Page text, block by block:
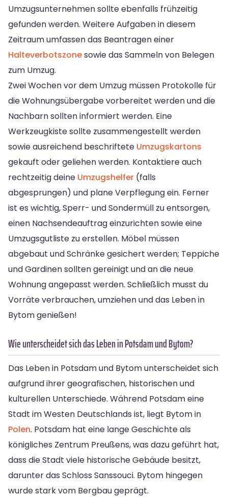
Umzugsunternehmen sollte ebenfalls frühzeitig
gefunden werden. Weitere Aufgaben in diesem
Zeitraum umfassen das Beantragen einer
Halteverbotszonesowie das Sammeln von Belegen
zum Umzug.
Zwei Wochen vor dem Umzug müssen Protokolle für
die Wohnungsübergabe vorbereitet werden und die
Nachbarn sollten informiert werden. Eine
Werkzeugkiste sollte zusammengestellt werden
sowie ausreichend beschriftete Umzugskartons
gekauft oder geliehen werden. Kontaktiere auch
rechtzeitig deine Umzugshelfer (falls
abgesprungen) und plane Verpflegung ein. Ferner
ist es wichtig, Sperr- und Sondermüll zu entsorgen,
einen Nachsendeauftrag einzurichten sowie eine
Umzugsgutliste zu erstellen. Möbel müssen
abgebaut und Schränke gesichert werden; Teppiche
und Gardinen sollten gereinigt und an die neue
Wohnung angepasst werden. Schließlich musst du
Vorräte verbrauchen, umziehen und das Leben in
Bytom genießen!
Wie unterscheidet sich das Leben in Potsdam und Bytom?
Das Leben in Potsdam und Bytom unterscheidet sich
aufgrund ihrer geografischen, historischen und
kulturellen Unterschiede. Während Potsdam eine
Stadt im Westen Deutschlands ist, liegt Bytom in
Polen. Potsdam hat eine lange Geschichte als
königliches Zentrum Preußens, was dazu geführt hat,
dass die Stadt viele historische Gebäude besitzt,
darunter das Schloss Sanssouci. Bytom hingegen
wurde stark vom Bergbau geprägt.